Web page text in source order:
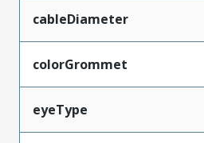
cableDiameter
colorGrommet
eyeType